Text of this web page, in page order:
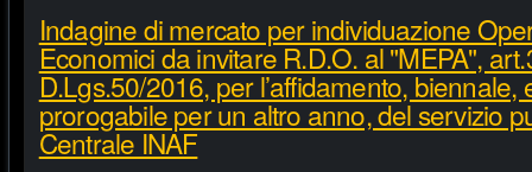
Indagine di mercato per individuazione
Economici da invitare R.D.O. al "MEPA",
D.Lgs.50/2016, per l’affidamento, biennale,
prorogabile per un altro anno, del servizio
Centrale INAF